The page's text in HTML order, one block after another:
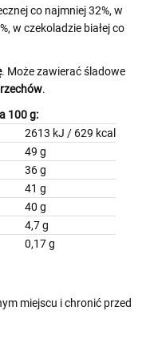
co najmniej 32%, w
w czekoladzie białej co
. Może zawierać śladowe
.
100 g:
2613 kJ / 629 kcal
49 g
36 g
41 g
40 g
4,7 g
0,17 g
miejscu i chronić przed